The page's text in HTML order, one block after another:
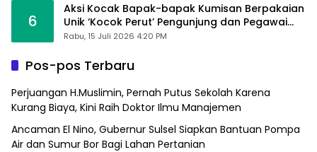
6
Aksi Kocak Bapak-bapak Kumisan Berpakaian
Unik ‘Kocok Perut’ Pengunjung dan Pegawai
Alfamart, Ngaku Aktifkan Layar Sentuh Atm
Rabu, 15 Juli 2026 4:20 PM
Pos-pos Terbaru
Perjuangan H.Muslimin, Pernah Putus Sekolah Karena
Kurang Biaya, Kini Raih Doktor Ilmu Manajemen
Ancaman El Nino, Gubernur Sulsel Siapkan Bantuan Pompa
Air dan Sumur Bor Bagi Lahan Pertanian